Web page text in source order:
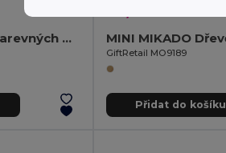
ARCOLOR Sada 12 Barevných Pastelů v Kartonové Krabičce
GiftRetail MO9189
Přidat do košíku